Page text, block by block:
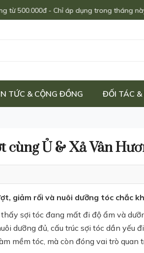
áp dụng trong tháng này!
TỨC & CỘNG ĐỒNG ĐỐI TÁC &
cùng Ủ & Xả Vân
giảm rối và nuôi dưỡng tóc chắc
sợi tóc đang mất đi độ ẩm và
dưỡng đủ, cấu trúc sợi tóc dần yếu
mềm tóc, mà còn đóng vai trò quan